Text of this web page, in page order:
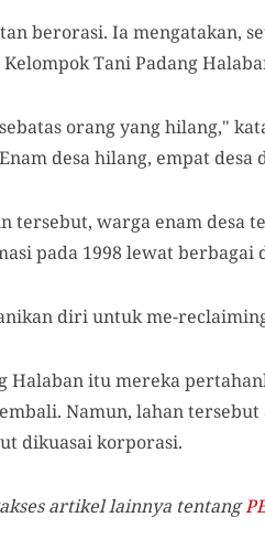
berorasi. Ia mengatakan,
Tani Padang
orang yang hilang,"
desa hilang, empat
tersebut, warga enam desa
pada 1998 lewat
diri untuk me-
Halaban itu mereka
Namun, lahan
dikuasai korporasi.
artikel lainnya tentang